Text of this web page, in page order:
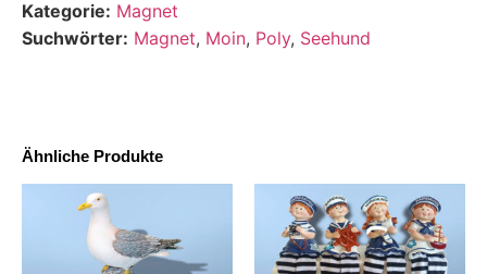
Kategorie: Magnet
Suchwörter: Magnet, Moin, Poly, Seehund
Ähnliche Produkte